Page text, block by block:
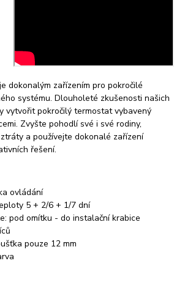
je dokonalým zařízením pro pokročilé
systému. Dlouholeté zkušenosti našich
vytvořit pokročilý termostat vybavený
Zvyšte pohodlí své i své rodiny,
a používejte dokonalé zařízení
řešení.
ovládání
5 + 2/6 + 1/7 dní
pod omítku - do instalační krabice
pouze 12 mm